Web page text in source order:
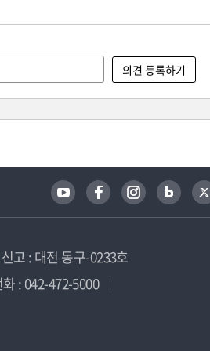
고 : 대전 동구-0233호
: 042-472-5000